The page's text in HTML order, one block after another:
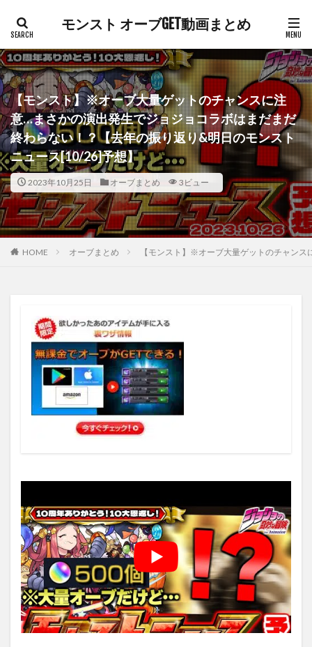
モンスト オーブGET動画まとめ
【モンスト】※オーブ大量ゲットのチャンスに注
意…まさかの演出発生でジョジョコラボはまだまだ
終わらない！？【去年の振り返り&明日のモンスト
ニュース[10/26]予想】
2023年10月25日 オーブまとめ 3ビュー
HOME オーブまとめ 【モンスト】※オーブ大量ゲットのチャン